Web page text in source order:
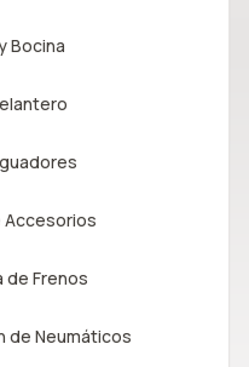
Bocina
Accesorios
de Frenos
de Neumáticos